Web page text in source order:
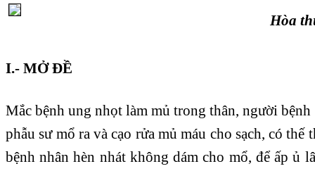
Hòa
I.- MỞ ĐỀ
Mắc bệnh ung nhọt làm mủ trong thân, người
phẫu sư mổ ra và cạo rửa mủ máu cho sạch, có
bệnh nhân hèn nhát không dám cho mổ, để ấp ủ